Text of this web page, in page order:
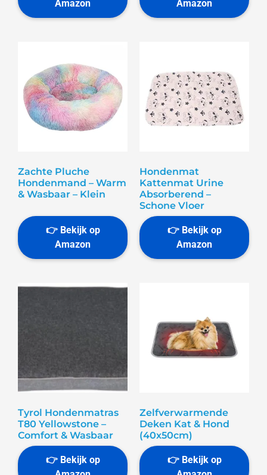
Zachte Pluche
Hondenmand – Warm
& Wasbaar – Klein
Hondenmat
Kattenmat Urine
Absorberend –
Schone Vloer
Tyrol Hondenmatras
T80 Yellowstone –
Comfort & Wasbaar
Zelfverwarmende
Deken Kat & Hond
(40x50cm)